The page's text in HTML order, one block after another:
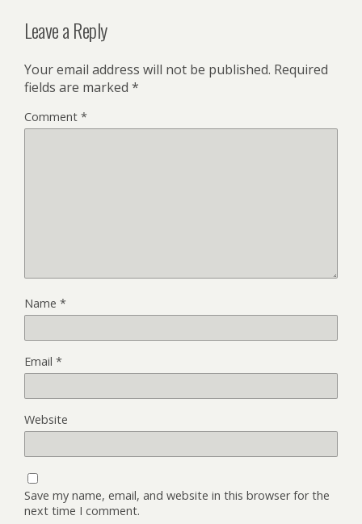
Leave a Reply
Your email address will not be published. Required
fields are marked *
Comment *
Name *
Email *
Website
Save my name, email, and website in this browser for the
next time I comment.